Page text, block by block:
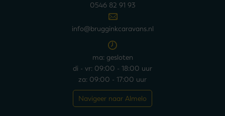
0546 82 91 93
info@brugginkcaravans.nl
ma: gesloten
di - vr: 09:00 - 18:00 uur
za: 09:00 - 17:00 uur
Navigeer naar Almelo